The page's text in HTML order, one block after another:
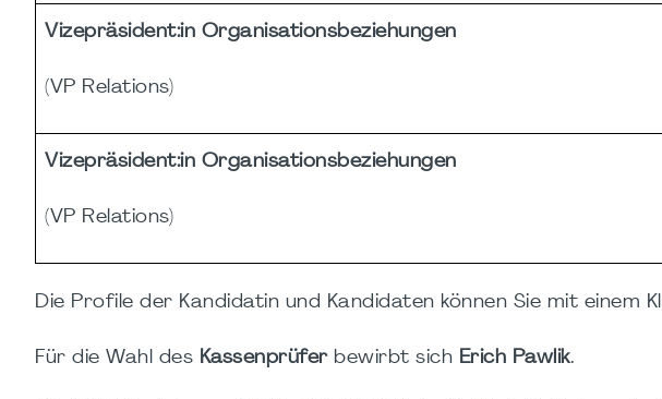
Vizepräsident:in Organisationsbeziehungen
(VP Relations)
Vizepräsident:in Organisationsbeziehungen
(VP Relations)
Die Profile der Kandidatin und Kandidaten können Sie mit einem
Für die Wahl des Kassenprüferbewirbt sich Erich Pawlik.